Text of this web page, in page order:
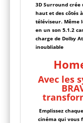
3D Surround crée
haut et des côtés
téléviseur. Même
en un son 5.1.2
charge de Dolby
inoubliable
Avec les
Emplissez
cinéma qui vous